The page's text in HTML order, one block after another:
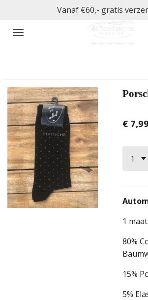
naar
Vanaf €60,- gratis
€ 7,99
1
80%
15%
5%